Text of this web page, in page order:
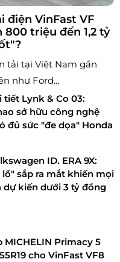
điện VinFast VF
triệu đến 1,2 tỷ
tải tại Việt Nam gần
như Ford...
Lynk & Co 03:
sở hữu công nghệ
đủ sức "đe dọa" Honda
ID. ERA 9X:
lồ" sắp ra mắt khiến mọi
dự kiến dưới 3 tỷ đồng
MICHELIN Primacy 5
cho VinFast VF8